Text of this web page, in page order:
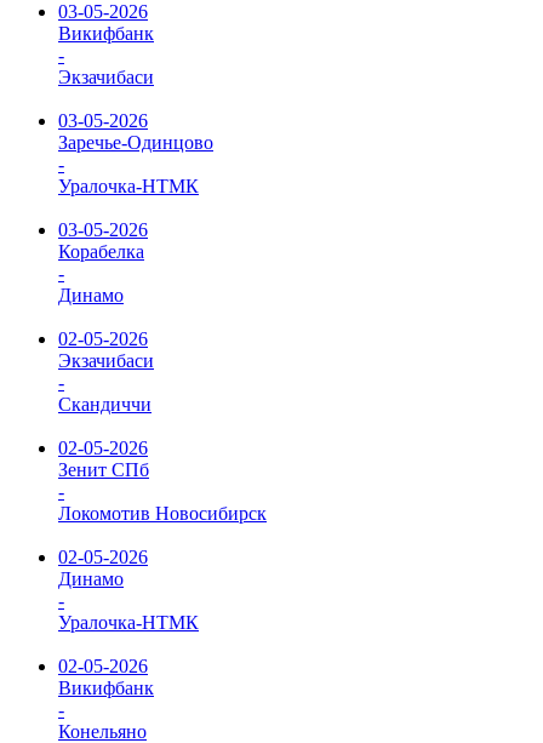
03-05-2026
Викифбанк
-
Экзачибаси
03-05-2026
Заречье-Одинцово
-
Уралочка-НТМК
03-05-2026
Корабелка
-
Динамо
02-05-2026
Экзачибаси
-
Скандиччи
02-05-2026
Зенит СПб
-
Локомотив Новосибирск
02-05-2026
Динамо
-
Уралочка-НТМК
02-05-2026
Викифбанк
-
Конельяно